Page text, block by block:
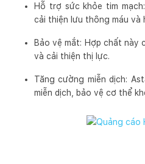
Hỗ trợ sức khỏe tim
cải thiện lưu thông máu và
Bảo vệ mắt: Hợp chất này
và cải thiện thị lực.
Tăng cường miễn dịch:
miễn dịch, bảo vệ cơ thể